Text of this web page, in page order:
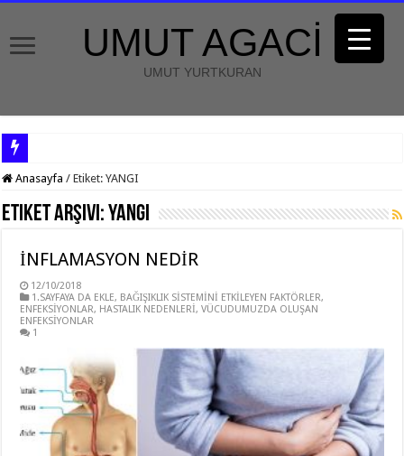
UMUT AGACİ
UMUT YURTKURAN
Anasayfa / Etiket:YANGI
Etiket Arşivi:YANGI
İNFLAMASYON NEDİR
12/10/2018
1.SAYFAYA DA EKLE, BAĞIŞIKLIK SİSTEMİNİ ETKİLEYEN FAKTÖRLER,
ENFEKSİYONLAR, HASTALIK NEDENLERİ,VÜCUDUMUZDA OLUŞAN
ENFEKSİYONLAR
1